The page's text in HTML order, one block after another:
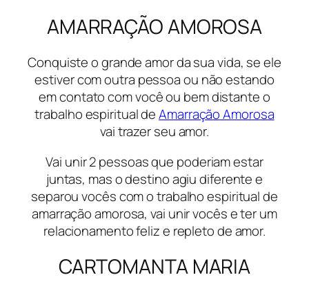
AMARRAÇÃO AMOROSA
Conquiste o grande amor da sua vida, se ele
estiver com outra pessoa ou não estando
em contato com você ou bem distante o
trabalho espiritual deAmarração Amorosa
vai trazer seu amor.
Vai unir 2 pessoas que poderiam estar
juntas, mas o destino agiu diferente e
separou vocês com o trabalho espiritual de
amarração amorosa, vai unir vocês e ter um
relacionamento feliz e repleto de amor.
CARTOMANTA MARIA